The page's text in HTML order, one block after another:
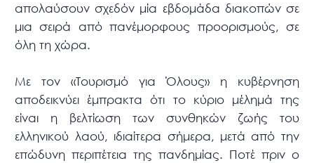
απολαύσουν σχεδόν μία εβδομάδα διακοπών σε
μια σειρά από πανέμορφους προορισμούς, σε
όλη τη χώρα.
Με τον «Τουρισμό για Όλους» η κυβέρνηση
αποδεικνύει έμπρακτα ότι το κύριο μέλημά της
είναι η βελτίωση των συνθηκών ζωής του
ελληνικού λαού, ιδιαίτερα σήμερα, μετά από την
επώδυνη περιπέτεια της πανδημίας. Ποτέ πριν ο